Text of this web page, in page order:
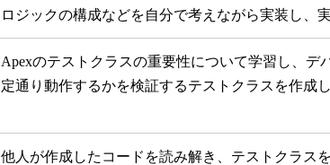
ロジックの構成などを自分で考えながら実装し、
Apexのテストクラスの重要性について学習し、デ
定通り動作するかを検証するテストクラスを作成
他人が作成したコードを読み解き、テストクラス